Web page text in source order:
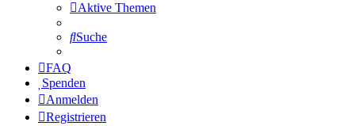
Aktive Themen
Suche
FAQ
Spenden
Anmelden
Registrieren